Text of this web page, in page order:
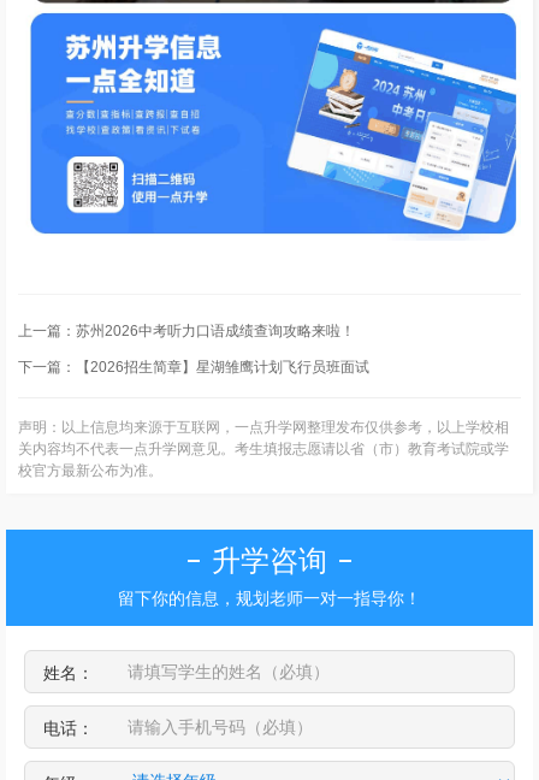
上一篇： 苏州2026中考听力口语成绩查询攻略来啦！
下一篇： 【2026招生简章】星湖雏鹰计划飞行员班面试
声明：以上信息均来源于互联网，一点升学网整理发布仅供参考，以上学校相
关内容均不代表一点升学网意见。考生填报志愿请以省（市）教育考试院或学
校官方最新公布为准。
升学咨询
留下你的信息，规划老师一对一指导你！
姓名：
电话：